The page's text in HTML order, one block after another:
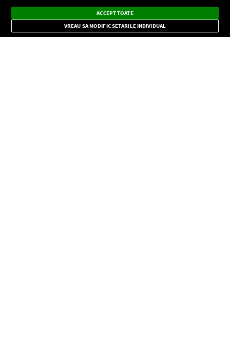
CONFIDENŢIALITATE
Dark
Mode
Radio live, podcasturi, știri și alerte
importante.
×
ACCEPT TOATE
VREAU SA MODIFIC SETARILE INDIVIDUAL